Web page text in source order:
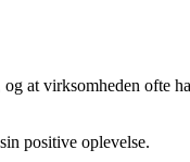
at virksomheden ofte
positive oplevelse.